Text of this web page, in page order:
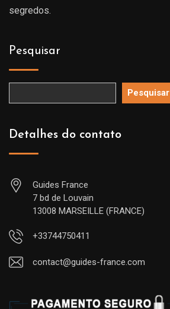
segredos.
Pesquisar
Pesquisar
Detalhes do contato
Guides France
7 bd de Louvain
13008 MARSEILLE (FRANCE)
+33744750411
contact@guides-france.com